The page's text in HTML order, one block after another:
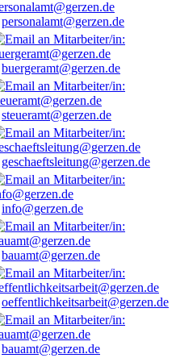
personalamt@gerzen.de
buergeramt@gerzen.de
steueramt@gerzen.de
geschaeftsleitung@gerzen.de
info@gerzen.de
bauamt@gerzen.de
oeffentlichkeitsarbeit@gerzen.de
bauamt@gerzen.de